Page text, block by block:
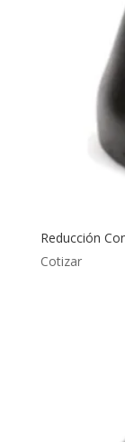
Reducción
Cotizar